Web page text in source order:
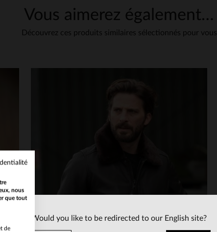
Vous aimerez également…
Découvrez ces produits similaires sélectionnés pour vous
Would you like to be redirected to our English site?
nous
que tout
de